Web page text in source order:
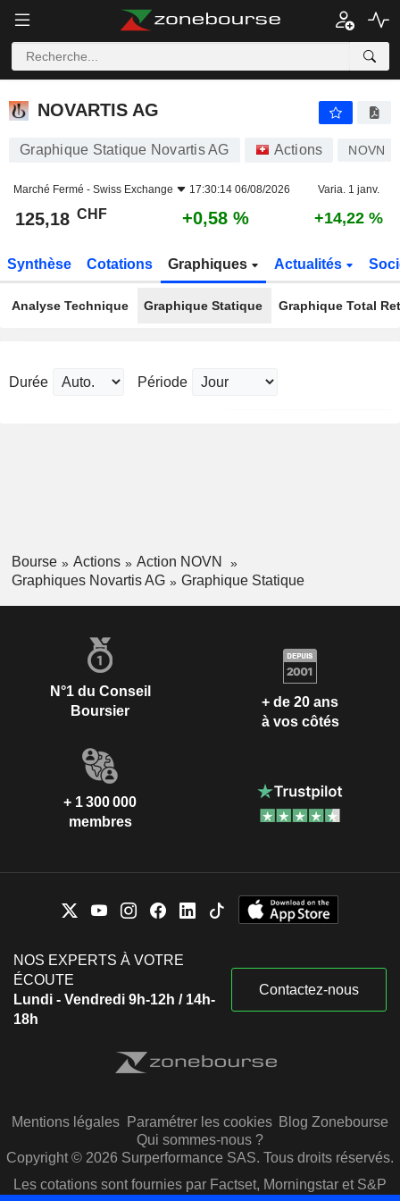
NOVARTIS AG
NOVARTIS AG
Graphique Statique Novartis AG Actions NOVN
Marché Fermé - Swiss Exchange 17:30:14 06/08/2026 Varia. 1 janv.
125,18 CHF +0,58 % +14,22 %
Synthèse Cotations Graphiques Actualités
Analyse Technique Graphique Statique Graphique Total
Durée Période
Bourse Actions
Action NOVN
Graphiques Novartis AG
Graphique Statique
N°1 du Conseil
Boursier
+ de 20 ans
à vos côtés
+ 1 300 000
membres
NOS EXPERTS À VOTRE
ÉCOUTE
Lundi - Vendredi 9h-12h / 14h-
18h
Contactez-nous
Mentions légales Paramétrer les cookies Blog Zonebourse
Qui sommes-nous ?
Copyright © 2026 Surperformance SAS. Tous droits réservés.
Les cotations sont fournies par Factset, Morningstar et S&P